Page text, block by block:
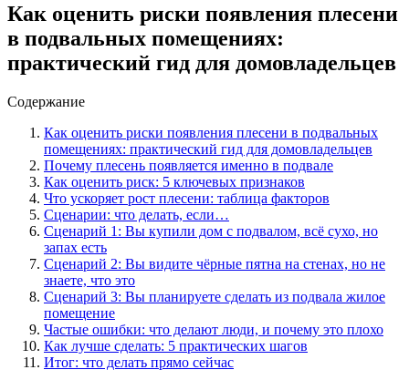
Как оценить риски появления плесени
в подвальных помещениях:
практический гид для домовладельцев
Содержание
Как оценить риски появления плесени в подвальных
помещениях: практический гид для домовладельцев
Почему плесень появляется именно в подвале
Как оценить риск: 5 ключевых признаков
Что ускоряет рост плесени: таблица факторов
Сценарии: что делать, если…
Сценарий 1: Вы купили дом с подвалом, всё сухо, но
запах есть
Сценарий 2: Вы видите чёрные пятна на стенах, но не
знаете, что это
Сценарий 3: Вы планируете сделать из подвала жилое
помещение
Частые ошибки: что делают люди, и почему это плохо
Как лучше сделать: 5 практических шагов
Итог: что делать прямо сейчас